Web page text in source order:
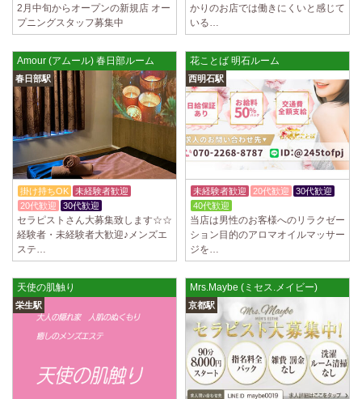
2月中旬からオープンの新規店 オー
プニングスタッフ募集中
かりのお店では働きにくいと感じて
いる…
Amour (アムール) 春日部ルーム
春日部駅
掛け持ちOK
未経験者歓迎
20代歓迎
30代歓迎
セラピストさん大募集致します☆☆
経験者・未経験者大歓迎♪メンズエ
ステ…
花ことば 明石ルーム
西明石駅
未経験者歓迎 20代歓迎
30代歓迎
40代歓迎
当店は男性のお客様へのリラクゼー
ション目的のアロマオイルマッサー
ジを…
天使の肌触り
栄生駅
Mrs.Maybe (ミセス.メイビー)
京都駅